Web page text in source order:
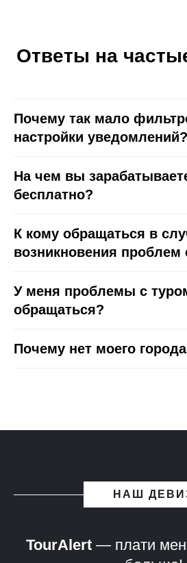
Ответы на
Почему так мало
настройки уведомлений?
На чем вы
бесплатно?
К кому обращаться в
возникновения проблем
У меня проблемы с
обращаться?
Почему нет моего
НАШ
TourAlert — плати